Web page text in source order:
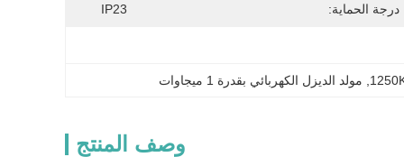
درجة الحماية: IP23
مولد الديزل الكهربائي بقدرة 1 ميجاوات
وصف المنتج